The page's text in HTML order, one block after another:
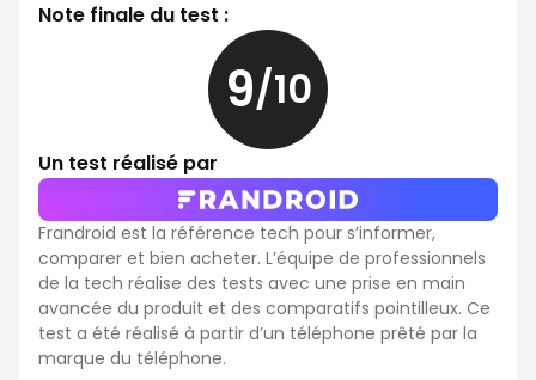
Note finale du test :
9/10
10
Un test réalisé par
Frandroid est la référence tech pour s’informer,
comparer et bien acheter. L’équipe de professionnels
de la tech réalise des tests avec une prise en main
avancée du produit et des comparatifs pointilleux. Ce
test a été réalisé à partir d’un téléphone prêté par la
marque du téléphone.